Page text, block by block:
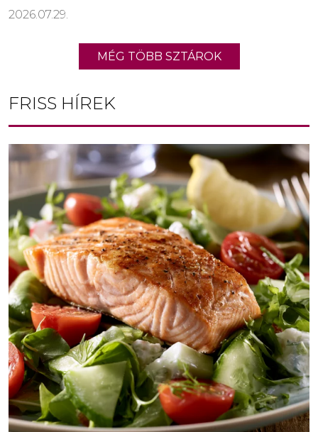
2026.07.29.
MÉG TÖBB SZTÁROK
FRISS HÍREK